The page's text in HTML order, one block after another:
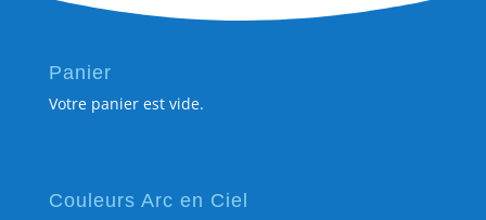
Panier
Votre panier est vide.
Couleurs Arc en Ciel